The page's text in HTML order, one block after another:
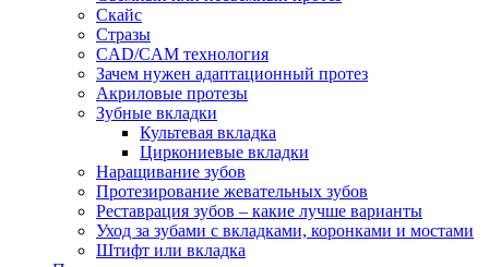
Скайс
Стразы
CAD/CAM технология
Зачем нужен адаптационный протез
Акриловые протезы
Зубные вкладки
Культевая вкладка
Циркониевые вкладки
Наращивание зубов
Протезирование жевательных зубов
Реставрация зубов – какие лучше варианты
Уход за зубами с вкладками, коронками и мостами
Штифт или вкладка